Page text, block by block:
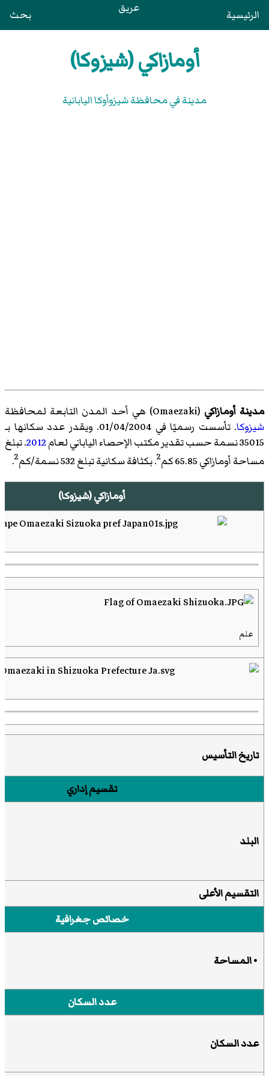
الرئيسية عريق بحث
أومازاكي (شيزوكا)
مدينة في محافظة شيزوأوكا اليابانية
مدينة أومازاكي (
Omaezaki)‏ هي أحد المدن التابعة لمحافظة
شيزوكا
. تأسست رسميًا في 01/04/2004. ويقدر عدد سكانها بـ
35015 نسمة حسب تقدير مكتب الإحصاء الياباني لعام
2012. تبلغ
مساحة أومازاكي 65.85 كم
2. بكثافة سكانية تبلغ 532 نسمة/كم 2
.
أومازاكي (شيزوكا)
علم
تاريخ التأسيس
تقسيم إداري
البلد
التقسيم الأعلى
خصائص جغرافية
• المساحة
عدد السكان
عدد السكان